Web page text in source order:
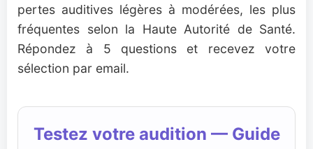
pertes auditives légères à modérées, les plus
fréquentes selon la Haute Autorité de Santé.
Répondez à 5 questions et recevez votre
sélection par email.
Testez votre audition — Guide